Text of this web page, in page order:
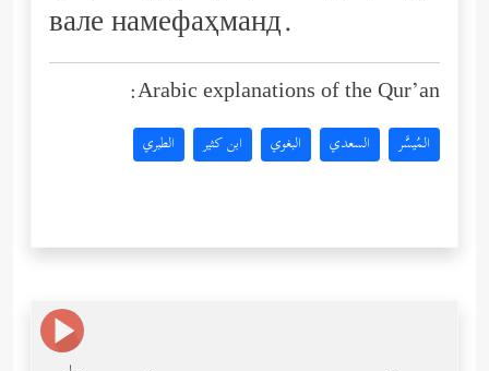
вале намефаҳманд.
Arabic explanations of the Qur’an:
المُيسَّر السعدي البغوي ابن كثير الطبري